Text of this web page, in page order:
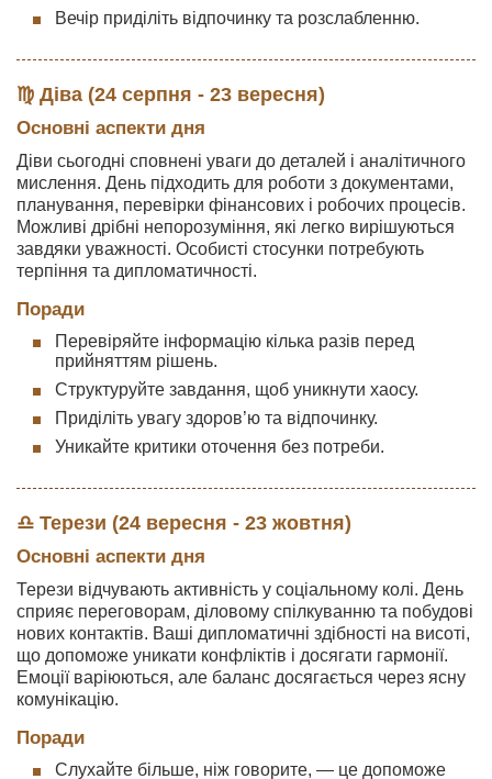
Вечір приділіть відпочинку та розслабленню.
♍ Діва (24 серпня - 23 вересня)
Основні аспекти дня
Діви сьогодні сповнені уваги до деталей і аналітичного
мислення. День підходить для роботи з документами,
планування, перевірки фінансових і робочих процесів.
Можливі дрібні непорозуміння, які легко вирішуються
завдяки уважності. Особисті стосунки потребують
терпіння та дипломатичності.
Поради
Перевіряйте інформацію кілька разів перед
прийняттям рішень.
Структуруйте завдання, щоб уникнути хаосу.
Приділіть увагу здоров’ю та відпочинку.
Уникайте критики оточення без потреби.
♎ Терези (24 вересня - 23 жовтня)
Основні аспекти дня
Терези відчувають активність у соціальному колі. День
сприяє переговорам, діловому спілкуванню та побудові
нових контактів. Ваші дипломатичні здібності на висоті,
що допоможе уникати конфліктів і досягати гармонії.
Емоції варіюються, але баланс досягається через ясну
комунікацію.
Поради
Слухайте більше, ніж говорите, — це допоможе